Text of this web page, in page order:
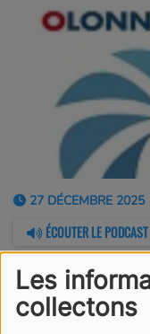
Les
collectons
27 DÉCEMBRE 2025
ÉCOUTER LE PODCAST
Jean-Jacques
Président, nous